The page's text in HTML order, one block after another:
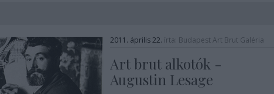
2011. április 22. írta: Budapest Art Brut Galéria
Art brut alkotók -
Augustin Lesage